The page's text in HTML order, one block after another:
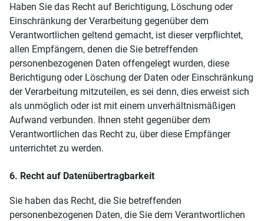
Haben Sie das Recht auf Berichtigung, Löschung oder
Einschränkung der Verarbeitung gegenüber dem
Verantwortlichen geltend gemacht, ist dieser verpflichtet,
allen Empfängern, denen die Sie betreffenden
personenbezogenen Daten offengelegt wurden, diese
Berichtigung oder Löschung der Daten oder Einschränkung
der Verarbeitung mitzuteilen, es sei denn, dies erweist sich
als unmöglich oder ist mit einem unverhältnismäßigen
Aufwand verbunden. Ihnen steht gegenüber dem
Verantwortlichen das Recht zu, über diese Empfänger
unterrichtet zu werden.
6. Recht auf Datenübertragbarkeit
Sie haben das Recht, die Sie betreffenden
personenbezogenen Daten, die Sie dem Verantwortlichen